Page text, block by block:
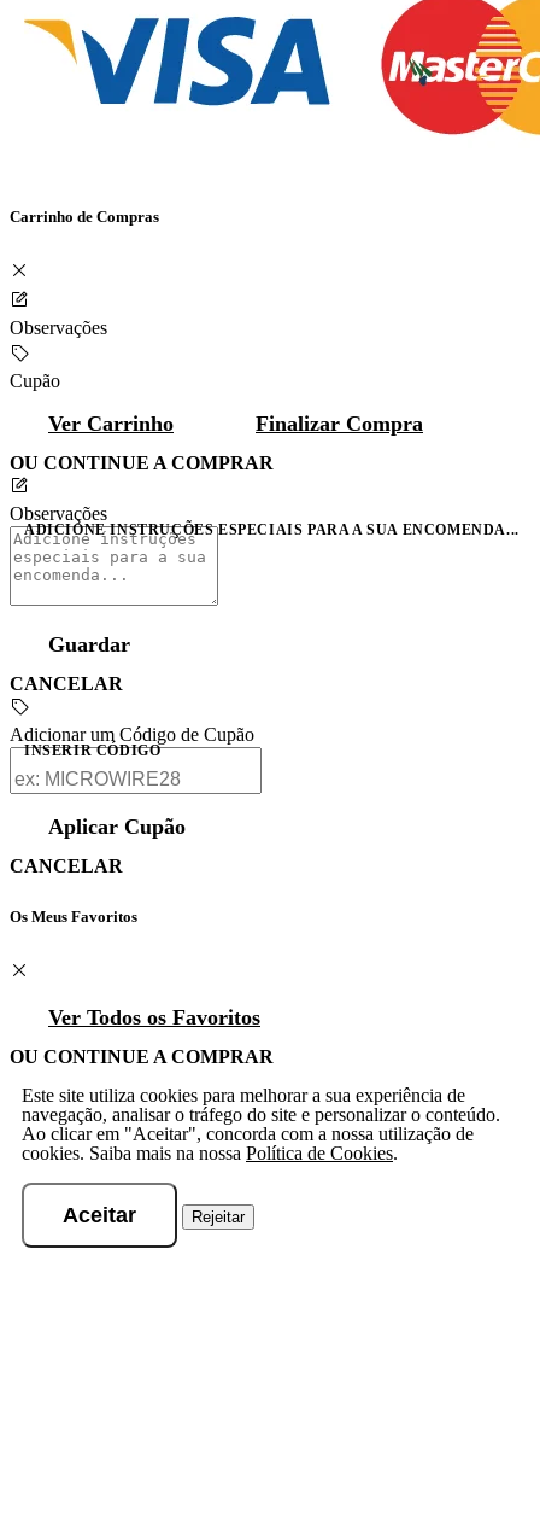
Carrinho de Compras
Observações
Cupão
Ver Carrinho Finalizar Compra
OU CONTINUE A COMPRAR
Observações
ADICIONE INSTRUÇÕES ESPECIAIS PARA A SUA ENCOMENDA...
Guardar
CANCELAR
Adicionar um Código de Cupão
INSERIR CÓDIGO
Aplicar Cupão
CANCELAR
Os Meus Favoritos
Ver Todos os Favoritos
OU CONTINUE A COMPRAR
Este site utiliza cookies para melhorar a sua experiência de
navegação, analisar o tráfego do site e personalizar o conteúdo.
Ao clicar em "Aceitar", concorda com a nossa utilização de
cookies. Saiba mais na nossa Política de Cookies.
Aceitar Rejeitar